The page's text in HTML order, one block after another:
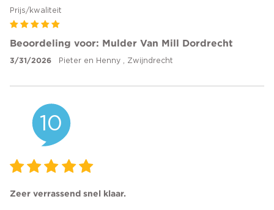
Prijs/kwaliteit
Beoordeling voor: Mulder Van Mill Dordrecht
3/31/2026 Pieter en Henny , Zwijndrecht
10
Zeer verrassend snel klaar.